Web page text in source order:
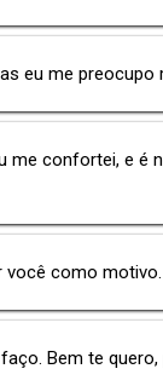
eu me
me confortei, e é
você como motivo.
Bem te